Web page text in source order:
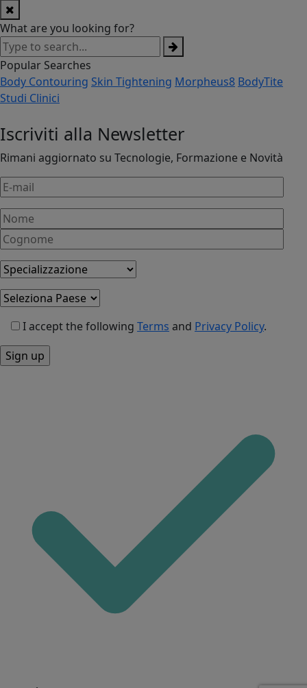
What are you looking for?
Popular Searches
Body Contouring Skin Tightening Morpheus8 BodyTite
Studi Clinici
Iscriviti alla Newsletter
Rimani aggiornato su Tecnologie, Formazione e Novità
I accept the following Terms and Privacy Policy.